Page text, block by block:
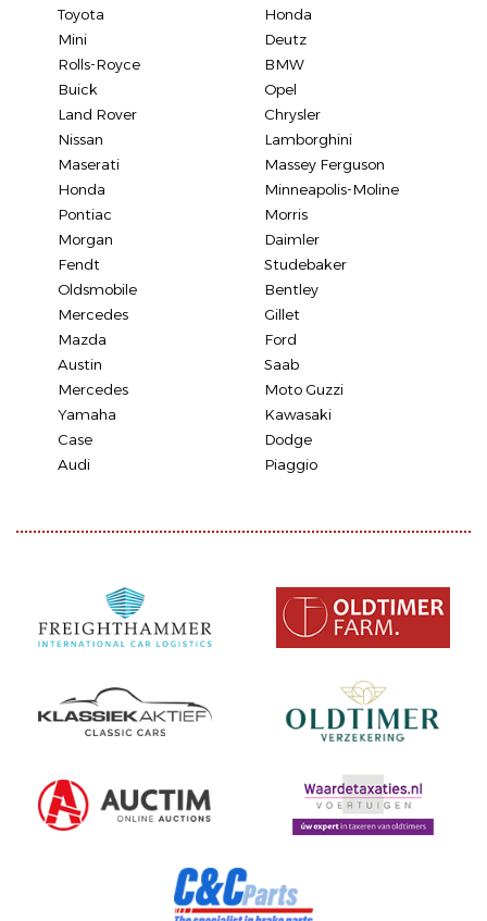
Toyota
Honda
Mini
Deutz
Rolls-Royce
BMW
Buick
Opel
Land Rover
Chrysler
Nissan
Lamborghini
Maserati
Massey Ferguson
Honda
Minneapolis-Moline
Pontiac
Morris
Morgan
Daimler
Fendt
Studebaker
Oldsmobile
Bentley
Mercedes
Gillet
Mazda
Ford
Austin
Saab
Mercedes
Moto Guzzi
Yamaha
Kawasaki
Case
Dodge
Audi
Piaggio